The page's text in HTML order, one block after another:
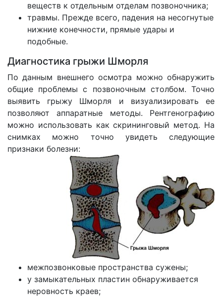
веществ к отдельным отделам позвоночника;
травмы. Прежде всего, падения на несогнутые
нижние конечности, прямые удары и
подобные.
Диагностика грыжи Шморля
По данным внешнего осмотра можно обнаружить
общие проблемы с позвоночным столбом. Точно
выявить грыжу Шморля и визуализировать ее
позволяют аппаратные методы. Рентгенографию
можно использовать как скрининговый метод. На
снимках можно точно увидеть следующие
признаки болезни:
межпозвонковые пространства сужены;
у замыкательных пластин обнаруживается
неровность краев;